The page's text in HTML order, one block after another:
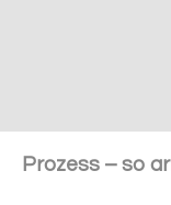
Prozess – so